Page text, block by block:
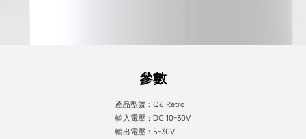
參數
產品型號： Q6 Retro
輸入電壓： DC 10-30V
輸出電壓： 5-30V